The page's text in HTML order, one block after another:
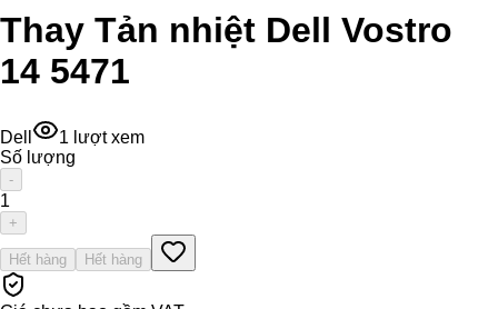
Thay Tản nhiệt Dell Vostro
14 5471
Dell 1 lượt xem
Số lượng
-
1
+
Hết hàng Hết hàng